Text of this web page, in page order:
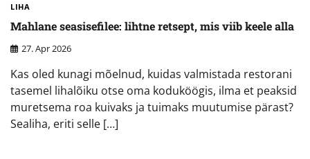
LIHA
Mahlane seasisefilee: lihtne retsept, mis viib keele alla
27. Apr 2026
Kas oled kunagi mõelnud, kuidas valmistada restorani
tasemel lihalõiku otse oma koduköögis, ilma et peaksid
muretsema roa kuivaks ja tuimaks muutumise pärast?
Sealiha, eriti selle […]